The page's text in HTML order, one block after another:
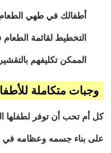
أطفالك في طهي
التخطيط لقائمة
الممكن تكليفهم
وجبات متكاملة
كل أم تحب أن توفر لطفلها
على بناء جسمه وعظامه في